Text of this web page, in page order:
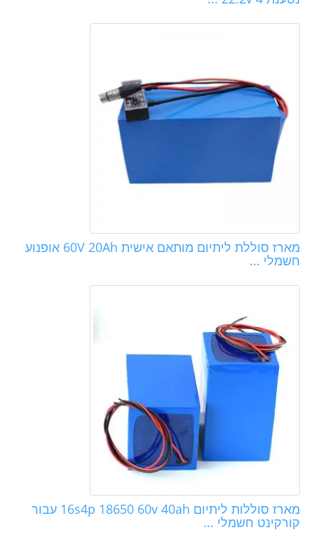
מארז סוללת ליתיום מותאם אישית 60V 20Ah אופנוע
חשמלי ...
מארז סוללות ליתיום 16s4p 18650 60v 40ah עבור
קורקינט חשמלי ...